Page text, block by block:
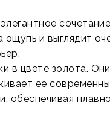
и выглядит
в цвете золота.
ее
обеспечивая